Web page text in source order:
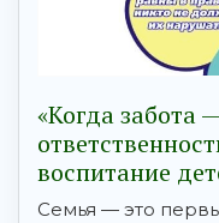
«Когда забота
воспитание
Семья — это